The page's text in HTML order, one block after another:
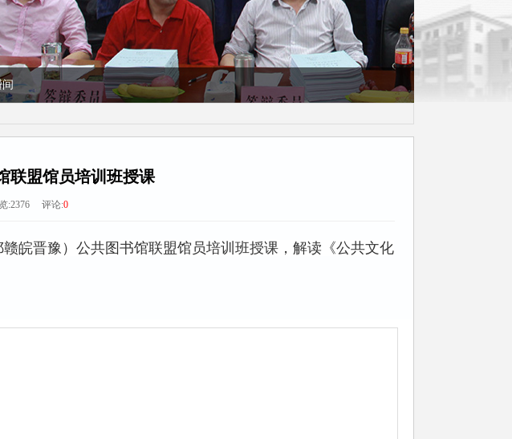
联盟馆员培训班授课
:2376 评论:0
皖晋豫）公共图书馆联盟馆员培训班授课，解读《公共文化